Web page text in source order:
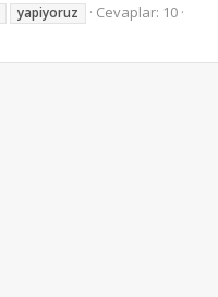
yapiyoruz
Cevaplar: 10